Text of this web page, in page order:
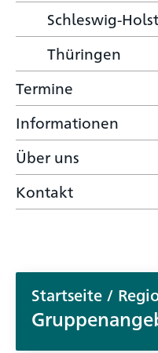
Schleswig-
Thüringen
Termine
Informationen
Über uns
Kontakt
Startseite /